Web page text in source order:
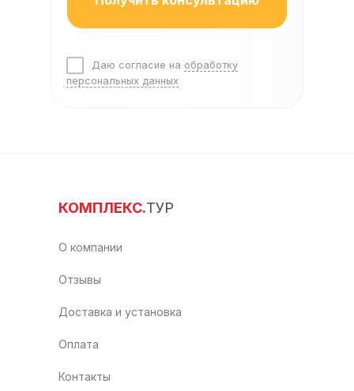
Даю согласие на обработку
персональных данных
КОМПЛЕКС.ТУР
О компании
Отзывы
Доставка и установка
Оплата
Контакты